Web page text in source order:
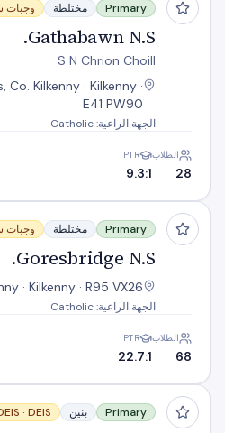
Primary مختلطة وجبات
Gathabawn N.S.
S N Chrion Choill
Kilkenny · Kilkenny ·
E41 PW90
الجهة الراعية: Catholic
الطلاب
28
PTR
9.3:1
Goresbridge N.S.
Primary مختلطة وجبات
Goresbridge N.S.
· Kilkenny · R95 VX26
الجهة الراعية: Catholic
الطلاب
68
PTR
22.7:1
Graig na Manach Buac
Primary بنين · DEIS